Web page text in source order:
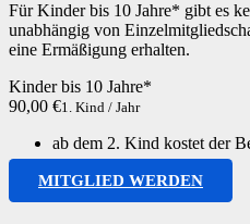
Für Kinder bis 10 Jahre* gibt es
unabhängig von
eine Ermäßigung erhalten.
Kinder bis 10 Jahre*
90,00 €1. Kind / Jahr
ab dem 2. Kind kostet der
MITGLIED WERDEN